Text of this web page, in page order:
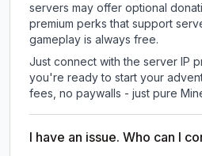
servers may offer optional
premium perks that support
gameplay is always free.
Just connect with the server IP
you're ready to start your
fees, no paywalls - just pure
I have an issue. Who can I